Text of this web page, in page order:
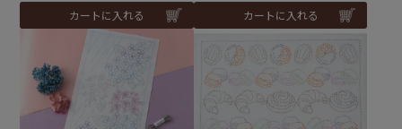
カートに入れる カートに入れる